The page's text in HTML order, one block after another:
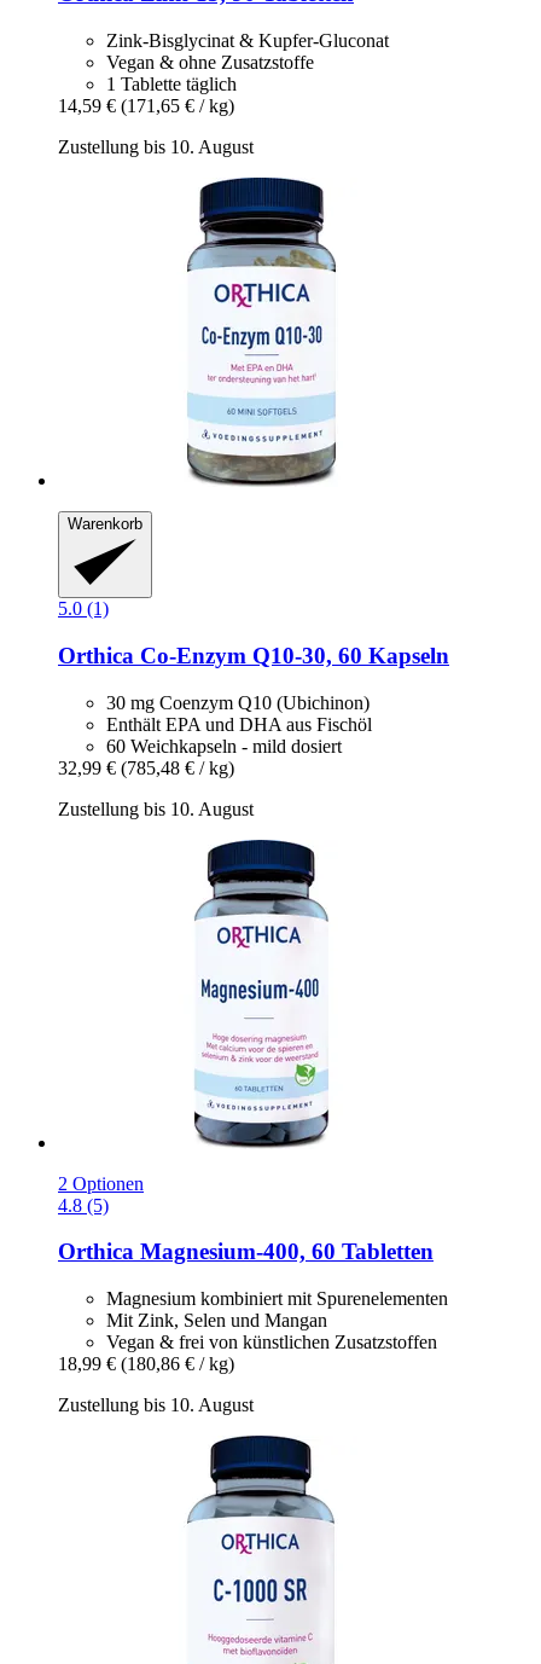
Zink-Bisglycinat & Kupfer-Gluconat
Vegan & ohne Zusatzstoffe
1 Tablette täglich
14,59 € (171,65 € / kg)
Zustellung bis 10. August
Warenkorb
5.0 (1)
Orthica Co-​Enzym Q10-​30, 60 Kapseln
30 mg Coenzym Q10 (Ubichinon)
Enthält EPA und DHA aus Fischöl
60 Weichkapseln - mild dosiert
32,99 € (785,48 € / kg)
Zustellung bis 10. August
2 Optionen
4.8 (5)
Orthica Magnesium-​400, 60 Tabletten
Magnesium kombiniert mit Spurenelementen
Mit Zink, Selen und Mangan
Vegan & frei von künstlichen Zusatzstoffen
18,99 € (180,86 € / kg)
Zustellung bis 10. August